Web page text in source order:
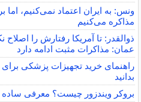
ونس: به ایران اعتماد نمی‌کنیم، اما
مذاکره می‌کنیم
ذوالقدر: تا آمریکا رفتارش را
عمان: مذاکرات مثبت ادامه دارد
راهنمای خرید تجهیزات پزشکی برای
بدانید
بروکر ویندزور چیست؟ معرفی